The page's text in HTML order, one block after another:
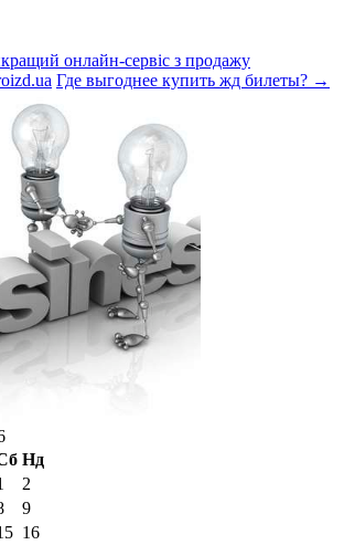
онлайн-сервіс з продажу
Где выгоднее купить жд билеты? →
Нд
2
9
16